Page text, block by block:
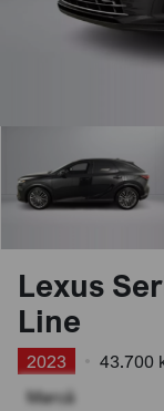
Lexus
Line
2023 43.700
Marcă